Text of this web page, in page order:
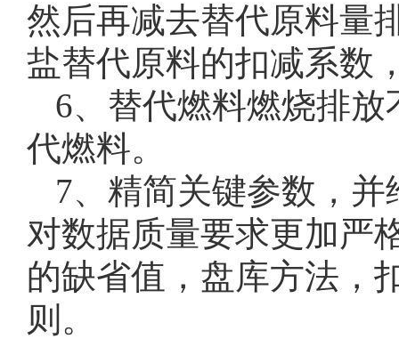
然后再减去替代原料量
盐替代原料的扣减系数
6、替代燃料燃烧排
代燃料。
7、精简关键参数，
对数据质量要求更加严
的缺省值，盘库方法，
则。